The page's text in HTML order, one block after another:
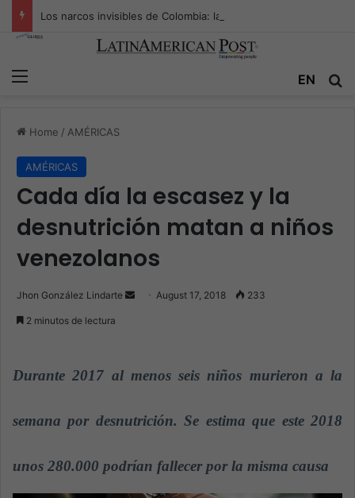
EN
Home / AMÉRICAS
AMÉRICAS
Cada día la escasez y la
desnutrición matan a niños
venezolanos
Jhon González Lindarte
a
m
i
August 17, 2018 233
2 minutos de lectura
Durante 2017 al menos seis niños murieron a la
semana por desnutrición. Se estima que este 2018
unos 280.000 podrían fallecer por la misma causa